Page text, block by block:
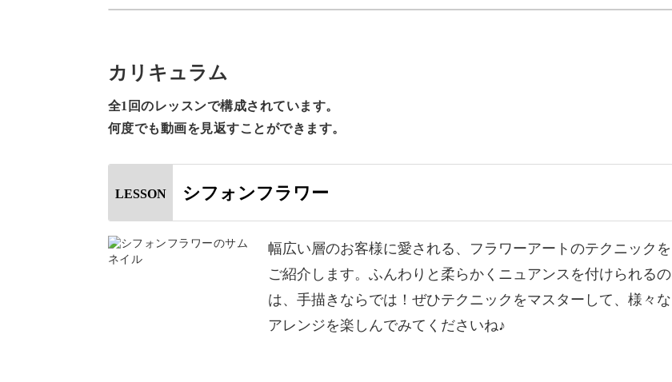
今回のようにナチュラルな雰囲気にしてもいいですし、寒色系のカラーで作っても素敵
です。
幅広い層のお客様に愛される、フラワーアートの表現をぜひマスターしてくださいね。
カリキュラム
全1回のレッスンで構成されています。
何度でも動画を見返すことができます。
LESSON シフォンフラワー
幅広い層のお客様に愛される、フラワーアートのテクニックを
ご紹介します。ふんわりと柔らかくニュアンスを付けられるの
は、手描きならでは！ぜひテクニックをマスターして、様々な
アレンジを楽しんでみてくださいね♪